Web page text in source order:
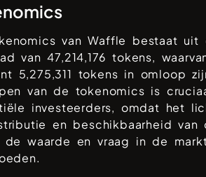
vanWaffle bestaat uit
van47,214,176 tokens,
5,275,311 tokens in omloop
van de tokenomics is
investeerders, omdat het
en beschikbaarheid van
de waarde en vraag in de